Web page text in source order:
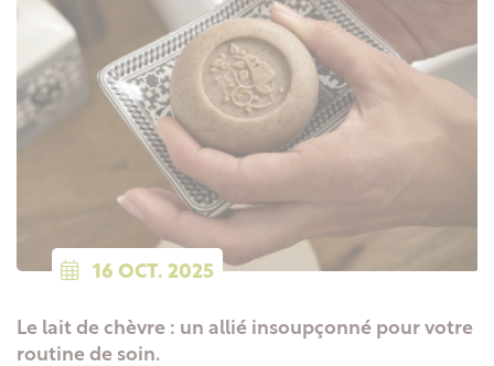
16 OCT. 2025
Le lait de chèvre : un allié insoupçonné pour votre
routine de soin.